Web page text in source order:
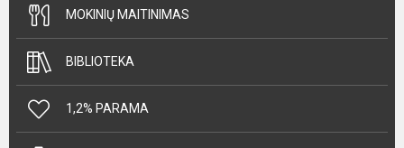
MOKINIŲ MAITINIMAS
BIBLIOTEKA
1,2% PARAMA